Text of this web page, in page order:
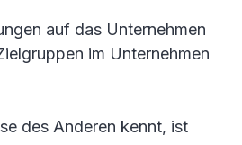
auf das Unternehmen
im Unternehmen
des Anderen kennt, ist